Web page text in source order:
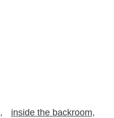
inside the backroom